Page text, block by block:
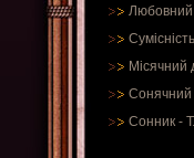
Любовний
Сумісність
Місячний
Сонячний
Сонник -